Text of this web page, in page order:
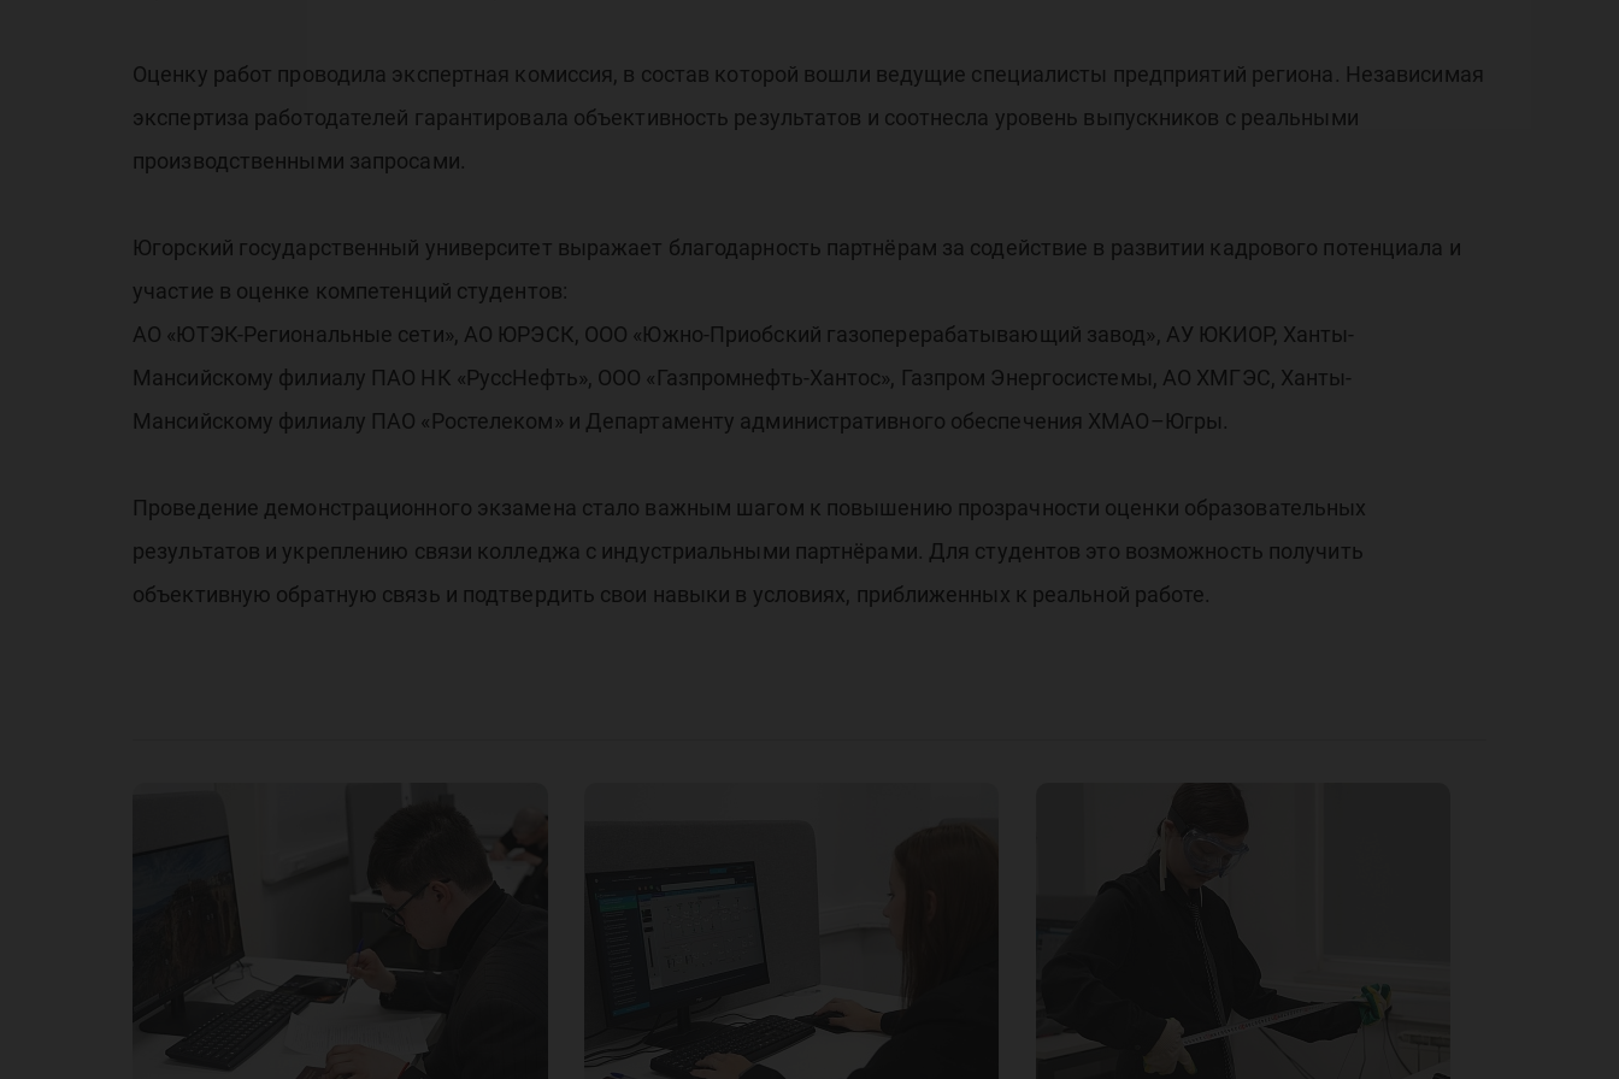
Оценку работ проводила экспертная комиссия, в состав которой вошли ведущие специалисты предприятий региона. Независимая
экспертиза работодателей гарантировала объективность результатов и соотнесла уровень выпускников с реальными
производственными запросами.
Югорский государственный университет выражает благодарность партнёрам за содействие в развитии кадрового потенциала и
участие в оценке компетенций студентов:
АО «ЮТЭК-Региональные сети», АО ЮРЭСК, ООО «Южно-Приобский газоперерабатывающий завод», АУ ЮКИОР, Ханты-
Мансийскому филиалу ПАО НК «РуссНефть», ООО «Газпромнефть-Хантос», Газпром Энергосистемы, АО ХМГЭС, Ханты-
Мансийскому филиалу ПАО «Ростелеком» и Департаменту административного обеспечения ХМАО–Югры.
Проведение демонстрационного экзамена стало важным шагом к повышению прозрачности оценки образовательных
результатов и укреплению связи колледжа с индустриальными партнёрами. Для студентов это возможность получить
объективную обратную связь и подтвердить свои навыки в условиях, приближенных к реальной работе.